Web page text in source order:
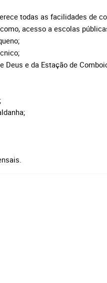
todas as facilidades de
acesso a escolas
Deus e da Estação de